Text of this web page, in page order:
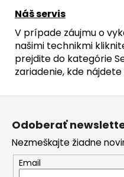
Náš servis
V prípade záujmu o
našimi technikmi
prejdite do kategórie
zariadenie, kde
Z
Odoberať
Nezmeškajte žiadne
Email